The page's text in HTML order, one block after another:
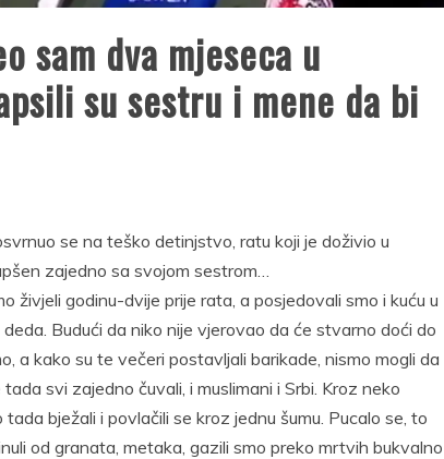
sam dva mjeseca u
su sestru i mene da bi
se na teško detinjstvo, ratu koji je doživio u
zajedno sa svojom sestrom…
živjeli godinu-dvije prije rata, a posjedovali smo i kuću u
Budući da niko nije vjerovao da će stvarno doći do
a kako su te večeri postavljali barikade, nismo mogli da
svi zajedno čuvali, i muslimani i Srbi. Kroz neko
bježali i povlačili se kroz jednu šumu. Pucalo se, to
od granata, metaka, gazili smo preko mrtvih bukvalno